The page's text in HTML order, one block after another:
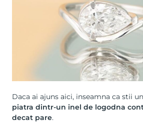
Daca ai ajuns aici, inseamna ca stii
piatra dintr-un inel de logodna
decat pare.